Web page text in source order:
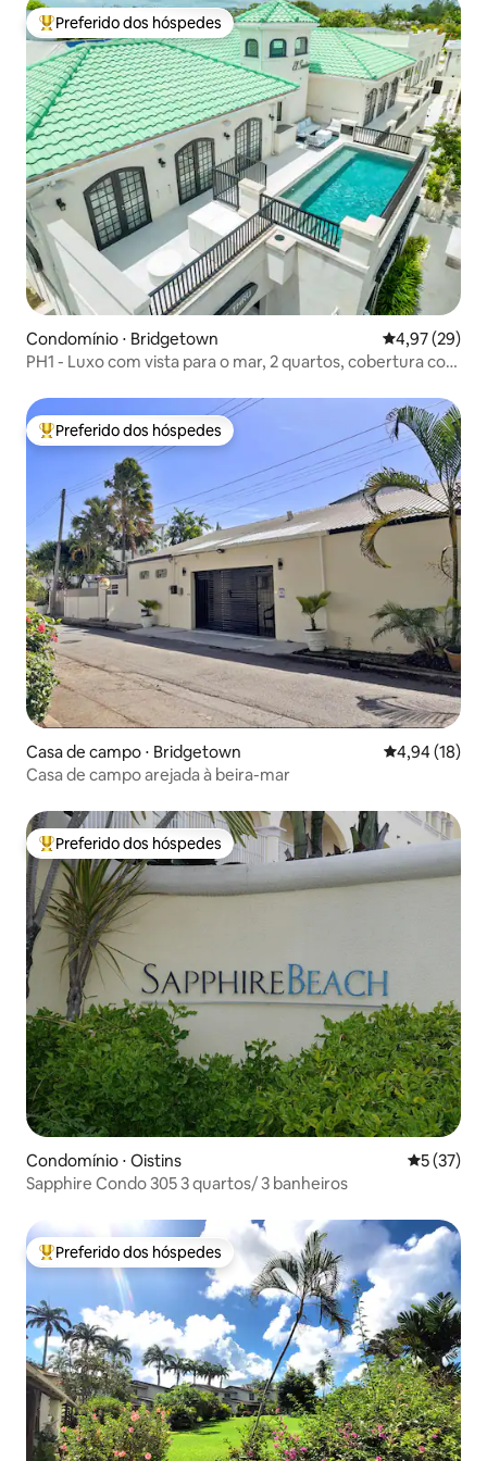
Entre os melhores preferidos dos hóspedes
Preferido dos hóspedes
Condomínio ⋅ Bridgetown 4,97 de uma
4,97 (29)
PH1 - Luxo com vista para o mar, 2 quartos, cobertura com
Entre os melhores preferidos dos hóspedes
Preferido dos hóspedes
Casa de campo ⋅ Bridgetown 4,94 de uma
4,94 (18)
Casa de campo arejada à beira-mar
Entre os melhores preferidos dos hóspedes
Preferido dos hóspedes
Condomínio ⋅ Oistins 5 de uma
5 (37)
Sapphire Condo 305 3 quartos/ 3 banheiros
Entre os melhores preferidos dos hóspedes
Preferido dos hóspedes